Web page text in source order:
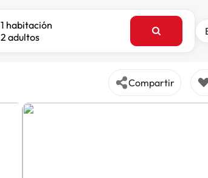
1 habitación
2 adultos
Compartir